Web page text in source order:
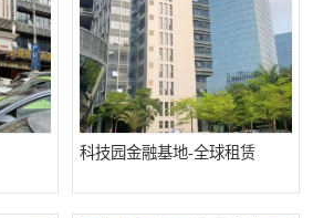
科技园金融基地-全球租赁
南山西丽
南山桃园